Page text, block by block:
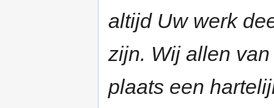
altijd Uw werk
zijn. Wij allen
plaats een